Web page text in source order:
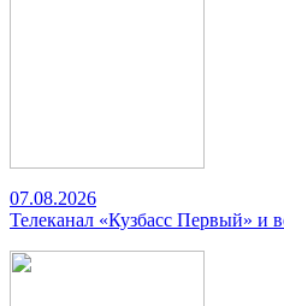
07.08.2026
Телеканал «Кузбасс Первый» и